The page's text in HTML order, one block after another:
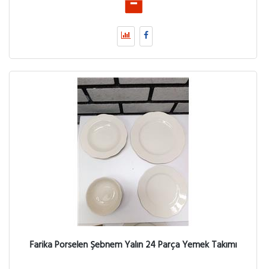
Farika Porselen Şebnem Yalın 24 Parça Yemek Takımı